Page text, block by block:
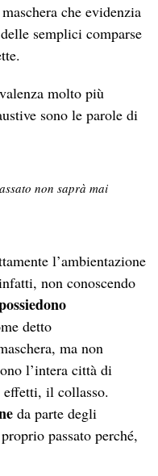
che evidenzia
semplici comparse
molto più
sono le parole di
non saprà mai
l’ambientazione
non conoscendo
detto
ma non
l’intera città di
il collasso.
da parte degli
passato perché,